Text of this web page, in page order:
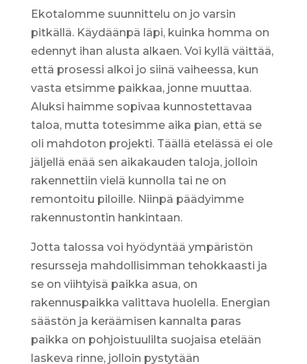
Ekotalomme suunnittelu on jo varsin
pitkällä. Käydäänpä läpi, kuinka homma on
edennyt ihan alusta alkaen. Voi kyllä väittää,
että prosessi alkoi jo siinä vaiheessa, kun
vasta etsimme paikkaa, jonne muuttaa.
Aluksi haimme sopivaa kunnostettavaa
taloa, mutta totesimme aika pian, että se
oli mahdoton projekti. Täällä etelässä ei ole
jäljellä enää sen aikakauden taloja, jolloin
rakennettiin vielä kunnolla tai ne on
remontoitu piloille. Niinpä päädyimme
rakennustontin hankintaan.
Jotta talossa voi hyödyntää ympäristön
resursseja mahdollisimman tehokkaasti ja
se on viihtyisä paikka asua, on
rakennuspaikka valittava huolella. Energian
säästön ja keräämisen kannalta paras
paikka on pohjoistuulilta suojaisa etelään
laskeva rinne, jolloin pystytään